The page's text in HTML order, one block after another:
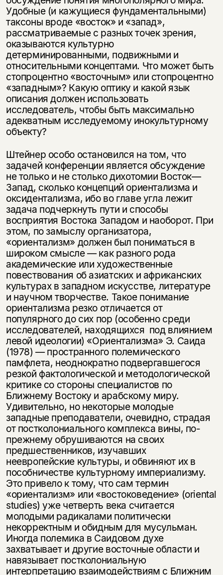
Удобные (и кажущиеся фундаментальными)
таксоны вроде «восток» и «запад»,
рассматриваемые с разных точек зрения,
оказываются культурно
детерминированными, подвижными и
относительными концептами. Что может быть
стопроцентно «восточным» или стопроцентно
«западным»? Какую оптику и какой язык
описания должен использовать
исследователь, чтобы быть максимально
адекватным исследуемому инокультурному
объекту?
Штейнер особо остановился на том, что
задачей конференции является обсуждение
не только и не столько дихотомии Восток—
Запад, сколько концепций ориентализма и
оксидентализма, ибо во главе угла лежит
задача подчеркнуть пути и способы
восприятия Востока Западом и наоборот. При
этом, по замыслу организатора,
«ориентализм» должен был пониматься в
широком смысле — как разного рода
академические или художественные
повествования об азиатских и африканских
культурах в западном искусстве, литературе
и научном творчестве. Такое понимание
ориентализма резко отличается от
популярного до сих пор (особенно среди
исследователей, находящихся под влиянием
левой идеологии) «Ориентализма» Э. Саида
(1978) — пространного полемического
памфлета, неоднократно подвергавшегося
резкой фактологической и методологической
критике со стороны специалистов по
Ближнему Востоку и арабскому миру.
Удивительно, но некоторые молодые
западные преподаватели, очевидно, страдая
от постколониального комплекса вины, по-
прежнему обрушиваются на своих
предшественников, изучавших
неевропейские культуры, и обвиняют их в
пособничестве культурному империализму.
Это привело к тому, что сам термин
«ориентализм» или «востоковедение» (oriental
studies) уже четверть века считается
молодыми радикалами политически
некорректным и обидным для мусульман.
Иногда полемика в Саидовом духе
захватывает и другие восточные области и
навязывает постколониальную
интерпретацию взаимодействиям с Ближним